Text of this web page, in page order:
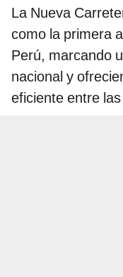
La Nueva
como la primera
Perú, marcando
nacional y
eficiente entre